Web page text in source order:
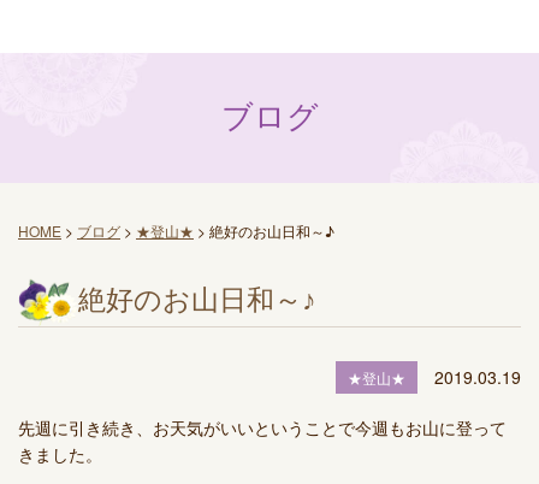
ブログ
HOME > ブログ > ★登山★ > 絶好のお山日和～♪
絶好のお山日和～♪
★登山★ 2019.03.19
先週に引き続き、お天気がいいということで今週もお山に登って
きました。